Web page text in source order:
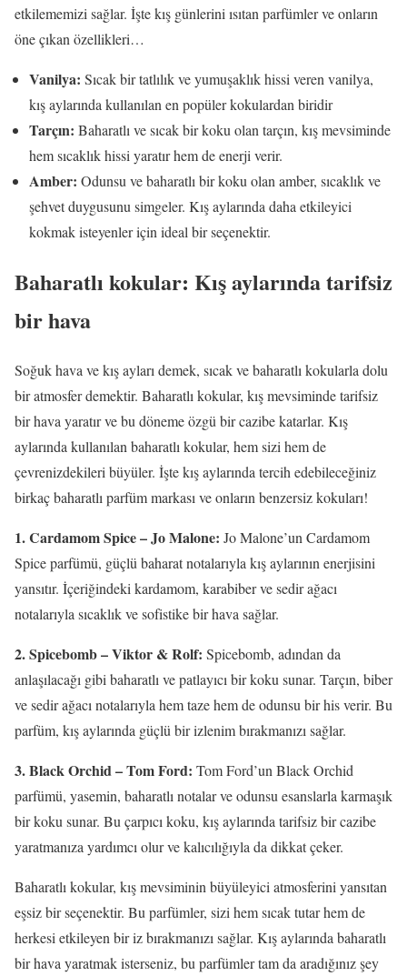
etkilememizi sağlar. İşte kış günlerini ısıtan parfümler ve onların
öne çıkan özellikleri…
Vanilya: Sıcak bir tatlılık ve yumuşaklık hissi veren vanilya,
kış aylarında kullanılan en popüler kokulardan biridir
Tarçın: Baharatlı ve sıcak bir koku olan tarçın, kış mevsiminde
hem sıcaklık hissi yaratır hem de enerji verir.
Amber: Odunsu ve baharatlı bir koku olan amber, sıcaklık ve
şehvet duygusunu simgeler. Kış aylarında daha etkileyici
kokmak isteyenler için ideal bir seçenektir.
Baharatlı kokular: Kış aylarında tarifsiz
bir hava
Soğuk hava ve kış ayları demek, sıcak ve baharatlı kokularla dolu
bir atmosfer demektir. Baharatlı kokular, kış mevsiminde tarifsiz
bir hava yaratır ve bu döneme özgü bir cazibe katarlar. Kış
aylarında kullanılan baharatlı kokular, hem sizi hem de
çevrenizdekileri büyüler. İşte kış aylarında tercih edebileceğiniz
birkaç baharatlı parfüm markası ve onların benzersiz kokuları!
1. Cardamom Spice – Jo Malone: Jo Malone’un Cardamom
Spice parfümü, güçlü baharat notalarıyla kış aylarının enerjisini
yansıtır. İçeriğindeki kardamom, karabiber ve sedir ağacı
notalarıyla sıcaklık ve sofistike bir hava sağlar.
2. Spicebomb – Viktor & Rolf: Spicebomb, adından da
anlaşılacağı gibi baharatlı ve patlayıcı bir koku sunar. Tarçın, biber
ve sedir ağacı notalarıyla hem taze hem de odunsu bir his verir. Bu
parfüm, kış aylarında güçlü bir izlenim bırakmanızı sağlar.
3. Black Orchid – Tom Ford: Tom Ford’un Black Orchid
parfümü, yasemin, baharatlı notalar ve odunsu esanslarla karmaşık
bir koku sunar. Bu çarpıcı koku, kış aylarında tarifsiz bir cazibe
yaratmanıza yardımcı olur ve kalıcılığıyla da dikkat çeker.
Baharatlı kokular, kış mevsiminin büyüleyici atmosferini yansıtan
eşsiz bir seçenektir. Bu parfümler, sizi hem sıcak tutar hem de
herkesi etkileyen bir iz bırakmanızı sağlar. Kış aylarında baharatlı
bir hava yaratmak isterseniz, bu parfümler tam da aradığınız şey